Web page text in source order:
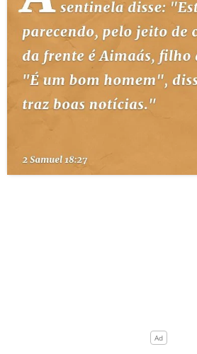
ESBOÇOS DE PREGAÇÃO
TEMAS
PERGUNTE À BÍBLIA IA
QUEM SOMOS